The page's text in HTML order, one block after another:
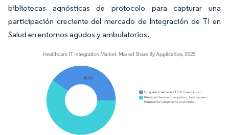
bibliotecas agnósticas de protocolo para capturar una
participación creciente del mercado de Integración de TI en
Salud en entornos agudos y ambulatorios.